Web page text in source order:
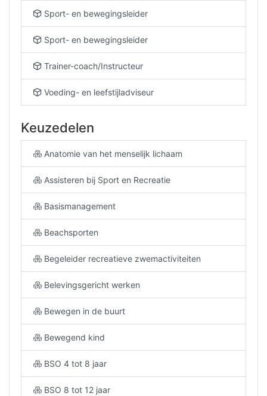
Sport- en bewegingsleider
Sport- en bewegingsleider
Trainer-coach/Instructeur
Voeding- en leefstijladviseur
Keuzedelen
Anatomie van het menselijk lichaam
Assisteren bij Sport en Recreatie
Basismanagement
Beachsporten
Begeleider recreatieve zwemactiviteiten
Belevingsgericht werken
Bewegen in de buurt
Bewegend kind
BSO 4 tot 8 jaar
BSO 8 tot 12 jaar